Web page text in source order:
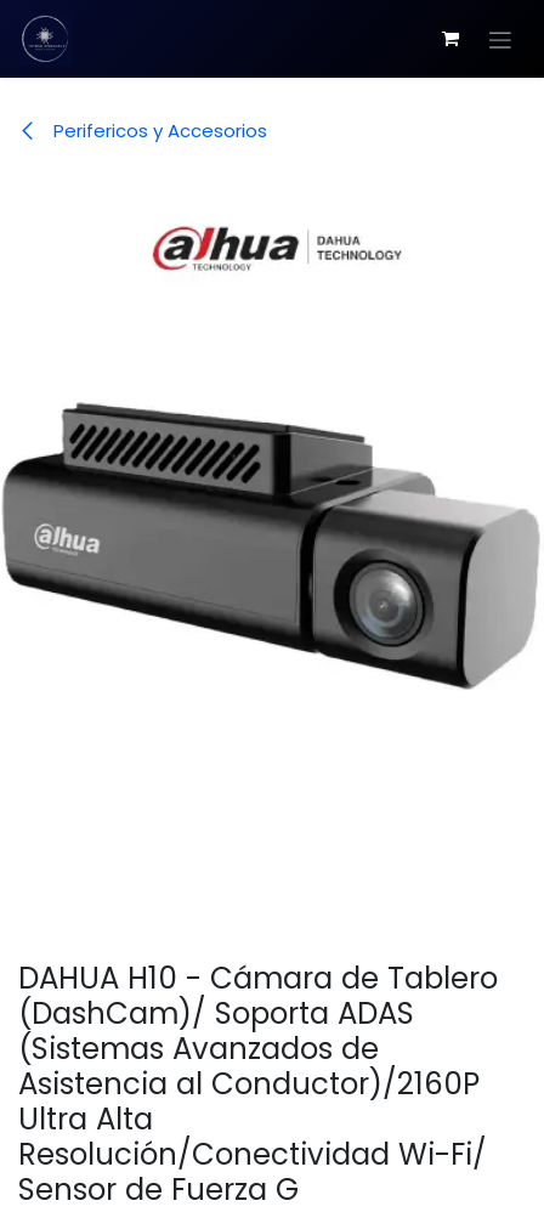
Ir al contenido
Perifericos y Accesorios
DAHUA H10 - Cámara de Tablero
(DashCam)/ Soporta ADAS
(Sistemas Avanzados de
Asistencia al Conductor)/2160P
Ultra Alta
Resolución/Conectividad Wi-Fi/
Sensor de Fuerza G